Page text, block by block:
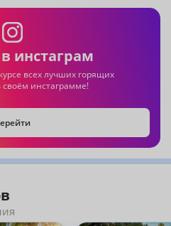
инстаграм
всех лучших горящих
инстаграмме!